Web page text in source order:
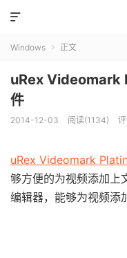

Windows  正文
uRex Videomark
件
2014-12-03 阅读(1134)
uRex Videomark
够方便的为视频添加上
编辑器，能够为视频添